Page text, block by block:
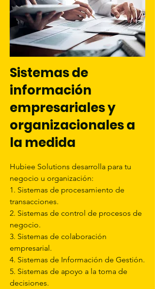
Sistemas de
información
empresariales y
organizacionales a
la medida
Hubiee Solutions desarrolla para tu
negocio u organización:
1. Sistemas de procesamiento de
transacciones.
2. Sistemas de control de procesos de
negocio.
3. Sistemas de colaboración
empresarial.
4. Sistemas de Información de Gestión.
5. Sistemas de apoyo a la toma de
decisiones.